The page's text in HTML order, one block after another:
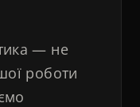
— не
роботи